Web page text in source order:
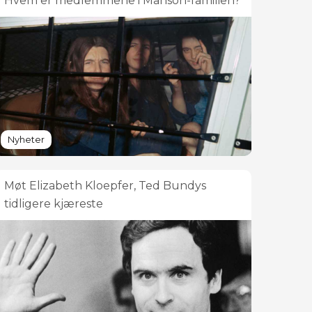
Nyheter
Møt Elizabeth Kloepfer, Ted Bundys
tidligere kjæreste